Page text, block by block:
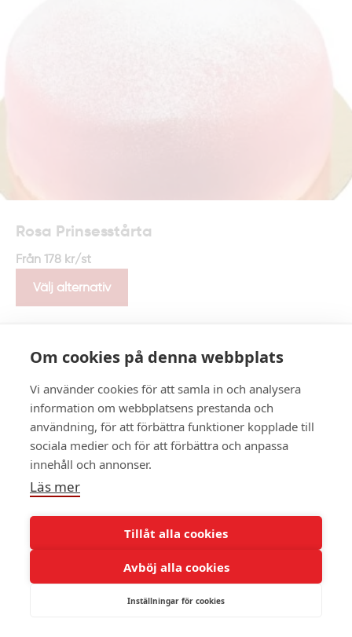
Om cookies på denna webbplats
Vi använder cookies för att samla in och analysera
information om webbplatsens prestanda och
användning, för att förbättra funktioner kopplade till
sociala medier och för att förbättra och anpassa
innehåll och annonser.
Läs mer
Tillåt alla cookies
Avböj alla cookies
Inställningar för cookies
Rosa Prinsesstårta
Från 178 kr/st
Välj alternativ